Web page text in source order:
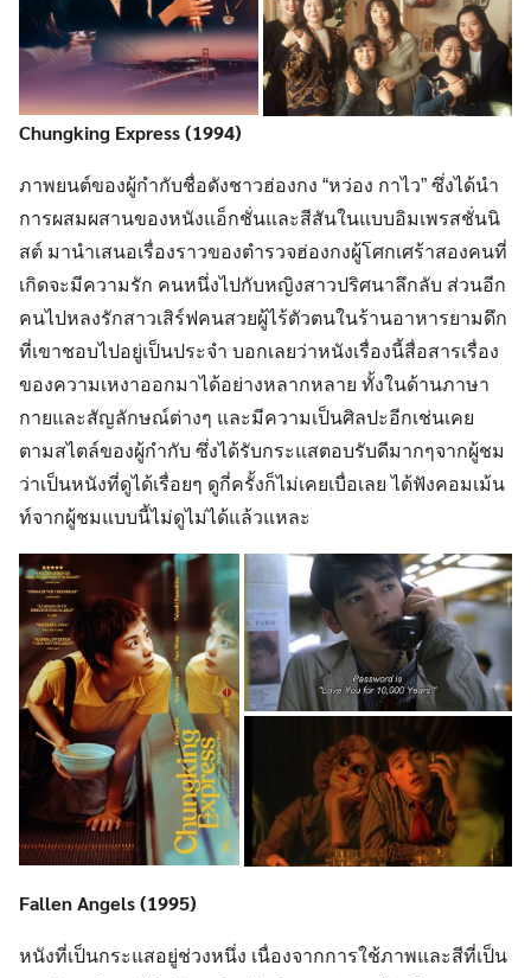
Chungking Express (1994)
ภาพยนต์ของผู้กำกับชื่อดังชาวฮ่องกง “หว่อง กาไว” ซึ่งได้นำ
การผสมผสานของหนังแอ็กชั่นและสีสันในแบบอิมเพรสชั่นนิ
สต์ มานำเสนอเรื่องราวของตำรวจฮ่องกงผู้โศกเศร้าสองคนที่
เกิดจะมีความรัก คนหนึ่งไปกับหญิงสาวปริศนาลึกลับ ส่วนอีก
คนไปหลงรักสาวเสิร์ฟคนสวยผู้ไร้ตัวตนในร้านอาหารยามดึก
ที่เขาชอบไปอยู่เป็นประจำ บอกเลยว่าหนังเรื่องนี้สื่อสารเรื่อง
ของความเหงาออกมาได้อย่างหลากหลาย ทั้งในด้านภาษา
กายและสัญลักษณ์ต่างๆ และมีความเป็นศิลปะอีกเช่นเคย
ตามสไตล์ของผู้กำกับ ซึ่งได้รับกระแสตอบรับดีมากๆจากผู้ชม
ว่าเป็นหนังที่ดูได้เรื่อยๆ ดูกี่ครั้งก็ไม่เคยเบื่อเลย ได้ฟังคอมเม้น
ท์จากผู้ชมแบบนี้ไม่ดูไม่ได้แล้วแหละ
Fallen Angels (1995)
หนังที่เป็นกระแสอยู่ช่วงหนึ่ง เนื่องจากการใช้ภาพและสีที่เป็น